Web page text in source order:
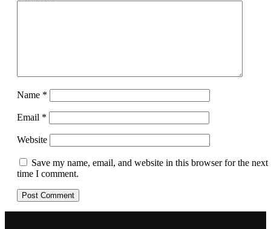
Name *
Email *
Website
Save my name, email, and website in this browser for the next
time I comment.